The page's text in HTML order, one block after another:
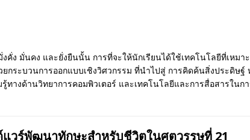
คั่ง มั่นคง และยั่งยืนนั้น การที่จะให้นักเรียนได้ใช้เทคโนโลยีที่เหม
ะบวนการออกแบบเชิงวิศวกรรม ที่นำไปสู่ การคิดค้นสิ่งประดิษฐ์
างด้านวิทยาการคอมพิวเตอร์ และเทคโนโลยีและการสื่อสารใน
วร์พัฒนาทักษะสำหรับชีวิตในศตวรรษที่ 21